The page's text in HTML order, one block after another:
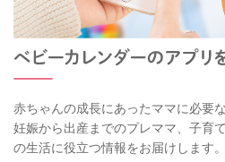
赤ちゃんの成長にあったママに必要
妊娠から出産までのプレママ、子育
の生活に役立つ情報をお届けします。